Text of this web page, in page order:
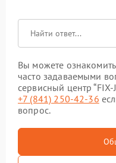
Вы можете
часто задаваемыми
сервисный центр
+7 (841) 250-42-36
вопрос.